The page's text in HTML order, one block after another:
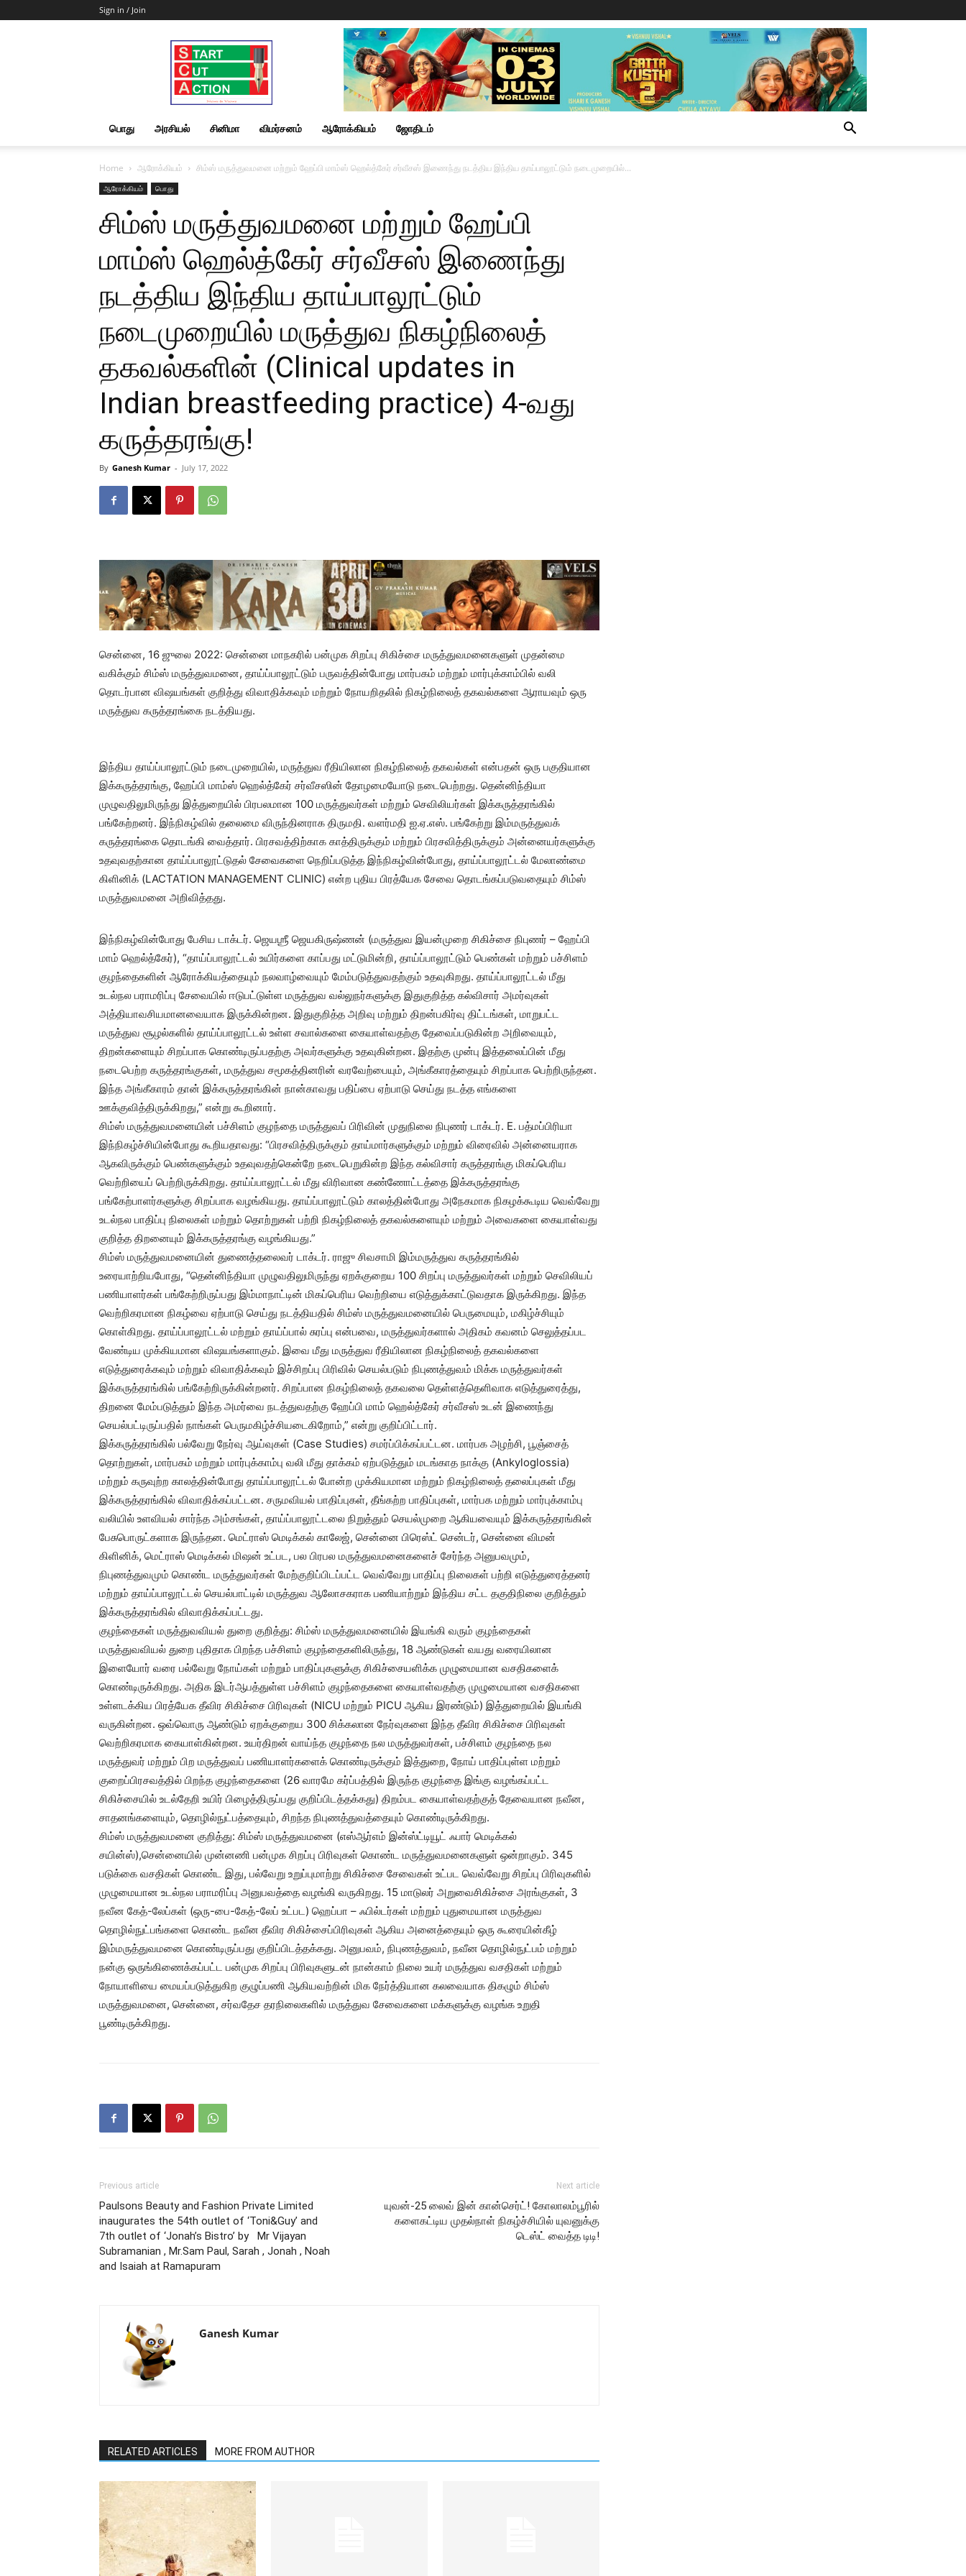
Sign in / Join
Start
Cut
Action
|
News
&
பொது அரசியல் சினிமா விமர்சனம் ஆரோக்கியம் ஜோதிடம்
Home ஆரோக்கியம் சிம்ஸ் மருத்துவமனை மற்றும் ஹேப்பி மாம்ஸ் ஹெல்த்கேர் சர்வீசஸ் இணைந்து நடத்திய இந்திய தாய்பாலூட்டும் நடைமுறையில்...
ஆரோக்கியம் பொது
சிம்ஸ் மருத்துவமனை மற்றும் ஹேப்பி
மாம்ஸ் ஹெல்த்கேர் சர்வீசஸ் இணைந்து
நடத்திய இந்திய தாய்பாலூட்டும்
நடைமுறையில் மருத்துவ நிகழ்நிலைத்
தகவல்களின் (Clinical updates in
Indian breastfeeding practice) 4-வது
கருத்தரங்கு!
By Ganesh Kumar - July 17, 2022
சென்னை, 16 ஜுலை 2022: சென்னை மாநகரில் பன்முக சிறப்பு சிகிச்சை மருத்துவமனைகளுள் முதன்மை
வகிக்கும் சிம்ஸ் மருத்துவமனை, தாய்ப்பாலூட்டும் பருவத்தின்போது மார்பகம் மற்றும் மார்புக்காம்பில் வலி
தொடர்பான விஷயங்கள் குறித்து விவாதிக்கவும் மற்றும் நோயறிதலில் நிகழ்நிலைத் தகவல்களை ஆராயவும் ஒரு
மருத்துவ கருத்தரங்கை நடத்தியது.
இந்திய தாய்ப்பாலூட்டும் நடைமுறையில், மருத்துவ ரீதியிலான நிகழ்நிலைத் தகவல்கள் என்பதன் ஒரு பகுதியான
இக்கருத்தரங்கு, ஹேப்பி மாம்ஸ் ஹெல்த்கேர் சர்வீசஸின் தோழமையோடு நடைபெற்றது. தென்னிந்தியா
முழுவதிலுமிருந்து இத்துறையில் பிரபலமான 100 மருத்துவர்கள் மற்றும் செவிலியர்கள் இக்கருத்தரங்கில்
பங்கேற்றனர். இந்நிகழ்வில் தலைமை விருந்தினராக திருமதி. வளர்மதி ஐ.ஏ.எஸ். பங்கேற்று இம்மருத்துவக்
கருத்தரங்கை தொடங்கி வைத்தார். பிரசவத்திற்காக காத்திருக்கும் மற்றும் பிரசவித்திருக்கும் அன்னையர்களுக்கு
உதவுவதற்கான தாய்ப்பாலூட்டுதல் சேவைகளை நெறிப்படுத்த இந்நிகழ்வின்போது, தாய்ப்பாலூட்டல் மேலாண்மை
கிளினிக் (LACTATION MANAGEMENT CLINIC) என்ற புதிய பிரத்யேக சேவை தொடங்கப்படுவதையும் சிம்ஸ்
மருத்துவமனை அறிவித்தது.
இந்நிகழ்வின்போது பேசிய டாக்டர். ஜெயஶ்ரீ ஜெயகிருஷ்ணன் (மருத்துவ இயன்முறை சிகிச்சை நிபுணர் – ஹேப்பி
மாம் ஹெல்த்கேர்), “தாய்ப்பாலூட்டல் உயிர்களை காப்பது மட்டுமின்றி, தாய்ப்பாலூட்டும் பெண்கள் மற்றும் பச்சிளம்
குழந்தைகளின் ஆரோக்கியத்தையும் நலவாழ்வையும் மேம்படுத்துவதற்கும் உதவுகிறது. தாய்ப்பாலூட்டல் மீது
உடல்நல பராமரிப்பு சேவையில் ஈடுபட்டுள்ள மருத்துவ வல்லுநர்களுக்கு இதுகுறித்த கல்விசார் அமர்வுகள்
அத்தியாவசியமானவையாக இருக்கின்றன. இதுகுறித்த அறிவு மற்றும் திறன்பகிர்வு திட்டங்கள், மாறுபட்ட
மருத்துவ சூழல்களில் தாய்ப்பாலூட்டல் உள்ள சவால்களை கையாள்வதற்கு தேவைப்படுகின்ற அறிவையும்,
திறன்களையும் சிறப்பாக கொண்டிருப்பதற்கு அவர்களுக்கு உதவுகின்றன. இதற்கு முன்பு இத்தலைப்பின் மீது
நடைபெற்ற கருத்தரங்குகள், மருத்துவ சமூகத்தினரின் வரவேற்பையும், அங்கீகாரத்தையும் சிறப்பாக பெற்றிருந்தன.
இந்த அங்கீகாரம் தான் இக்கருத்தரங்கின் நான்காவது பதிப்பை ஏற்பாடு செய்து நடத்த எங்களை
ஊக்குவித்திருக்கிறது,” என்று கூறினார்.
சிம்ஸ் மருத்துவமனையின் பச்சிளம் குழந்தை மருத்துவப் பிரிவின் முதுநிலை நிபுணர் டாக்டர். E. பத்மப்பிரியா
இந்நிகழ்ச்சியின்போது கூறியதாவது: “பிரசவித்திருக்கும் தாய்மார்களுக்கும் மற்றும் விரைவில் அன்னையராக
ஆகவிருக்கும் பெண்களுக்கும் உதவுவதற்கென்றே நடைபெறுகின்ற இந்த கல்விசார் கருத்தரங்கு மிகப்பெரிய
வெற்றியைப் பெற்றிருக்கிறது. தாய்ப்பாலூட்டல் மீது விரிவான கண்ணோட்டத்தை இக்கருத்தரங்கு
பங்கேற்பாளர்களுக்கு சிறப்பாக வழங்கியது. தாய்ப்பாலூட்டும் காலத்தின்போது அநேகமாக நிகழக்கூடிய வெவ்வேறு
உடல்நல பாதிப்பு நிலைகள் மற்றும் தொற்றுகள் பற்றி நிகழ்நிலைத் தகவல்களையும் மற்றும் அவைகளை கையாள்வது
குறித்த திறனையும் இக்கருத்தரங்கு வழங்கியது.”
சிம்ஸ் மருத்துவமனையின் துணைத்தலைவர் டாக்டர். ராஜு சிவசாமி இம்மருத்துவ கருத்தரங்கில்
உரையாற்றியபோது, “தென்னிந்தியா முழுவதிலுமிருந்து ஏறக்குறைய 100 சிறப்பு மருத்துவர்கள் மற்றும் செவிலியப்
பணியாளர்கள் பங்கேற்றிருப்பது இம்மாநாட்டின் மிகப்பெரிய வெற்றியை எடுத்துக்காட்டுவதாக இருக்கிறது. இந்த
வெற்றிகரமான நிகழ்வை ஏற்பாடு செய்து நடத்தியதில் சிம்ஸ் மருத்துவமனையில் பெருமையும், மகிழ்ச்சியும்
கொள்கிறது. தாய்ப்பாலூட்டல் மற்றும் தாய்ப்பால் சுரப்பு என்பவை, மருத்துவர்களால் அதிகம் கவனம் செலுத்தப்பட
வேண்டிய முக்கியமான விஷயங்களாகும். இவை மீது மருத்துவ ரீதியிலான நிகழ்நிலைத் தகவல்களை
எடுத்துரைக்கவும் மற்றும் விவாதிக்கவும் இச்சிறப்பு பிரிவில் செயல்படும் நிபுணத்துவம் மிக்க மருத்துவர்கள்
இக்கருத்தரங்கில் பங்கேற்றிருக்கின்றனர். சிறப்பான நிகழ்நிலைத் தகவலை தெள்ளத்தெளிவாக எடுத்துரைத்து,
திறனை மேம்படுத்தும் இந்த அமர்வை நடத்துவதற்கு ஹேப்பி மாம் ஹெல்த்கேர் சர்வீசஸ் உடன் இணைந்து
செயல்பட்டிருப்பதில் நாங்கள் பெருமகிழ்ச்சியடைகிறோம்,” என்று குறிப்பிட்டார்.
இக்கருத்தரங்கில் பல்வேறு நேர்வு ஆய்வுகள் (Case Studies) சமர்ப்பிக்கப்பட்டன. மார்பக அழற்சி, பூஞ்சைத்
தொற்றுகள், மார்பகம் மற்றும் மார்புக்காம்பு வலி மீது தாக்கம் ஏற்படுத்தும் மடங்காத நாக்கு (Ankyloglossia)
மற்றும் கருவுற்ற காலத்தின்போது தாய்ப்பாலூட்டல் போன்ற முக்கியமான மற்றும் நிகழ்நிலைத் தலைப்புகள் மீது
இக்கருத்தரங்கில் விவாதிக்கப்பட்டன. சருமவியல் பாதிப்புகள், தீங்கற்ற பாதிப்புகள், மார்பக மற்றும் மார்புக்காம்பு
வலியில் உளவியல் சார்ந்த அம்சங்கள், தாய்ப்பாலூட்டலை நிறுத்தும் செயல்முறை ஆகியவையும் இக்கருத்தரங்கின்
பேசுபொருட்களாக இருந்தன. மெட்ராஸ் மெடிக்கல் காலேஜ், சென்னை பிரெஸ்ட் சென்டர், சென்னை விமன்
கிளினிக், மெட்ராஸ் மெடிக்கல் மிஷன் உட்பட, பல பிரபல மருத்துவமனைகளைச் சேர்ந்த அனுபவமும்,
நிபுணத்துவமும் கொண்ட மருத்துவர்கள் மேற்குறிப்பிடப்பட்ட வெவ்வேறு பாதிப்பு நிலைகள் பற்றி எடுத்துரைத்தனர்
மற்றும் தாய்ப்பாலூட்டல் செயல்பாட்டில் மருத்துவ ஆலோசகராக பணியாற்றும் இந்திய சட்ட தகுதிநிலை குறித்தும்
இக்கருத்தரங்கில் விவாதிக்கப்பட்டது.
குழந்தைகள் மருத்துவவியல் துறை குறித்து: சிம்ஸ் மருத்துவமனையில் இயங்கி வரும் குழந்தைகள்
மருத்துவவியல் துறை புதிதாக பிறந்த பச்சிளம் குழந்தைகளிலிருந்து, 18 ஆண்டுகள் வயது வரையிலான
இளையோர் வரை பல்வேறு நோய்கள் மற்றும் பாதிப்புகளுக்கு சிகிச்சையளிக்க முழுமையான வசதிகளைக்
கொண்டிருக்கிறது. அதிக இடர்ஆபத்துள்ள பச்சிளம் குழந்தைகளை கையாள்வதற்கு முழுமையான வசதிகளை
உள்ளடக்கிய பிரத்யேக தீவிர சிகிச்சை பிரிவுகள் (NICU மற்றும் PICU ஆகிய இரண்டும்) இத்துறையில் இயங்கி
வருகின்றன. ஒவ்வொரு ஆண்டும் ஏறக்குறைய 300 சிக்கலான நேர்வுகளை இந்த தீவிர சிகிச்சை பிரிவுகள்
வெற்றிகரமாக கையாள்கின்றன. உயர்திறன் வாய்ந்த குழந்தை நல மருத்துவர்கள், பச்சிளம் குழந்தை நல
மருத்துவர் மற்றும் பிற மருத்துவப் பணியாளர்களைக் கொண்டிருக்கும் இத்துறை, நோய் பாதிப்புள்ள மற்றும்
குறைப்பிரசவத்தில் பிறந்த குழந்தைகளை (26 வாரமே கர்ப்பத்தில் இருந்த குழந்தை இங்கு வழங்கப்பட்ட
சிகிச்சையில் உடல்தேறி உயிர் பிழைத்திருப்பது குறிப்பிடத்தக்கது) திறம்பட கையாள்வதற்குத் தேவையான நவீன,
சாதனங்களையும், தொழில்நுட்பத்தையும், சிறந்த நிபுணத்துவத்தையும் கொண்டிருக்கிறது.
சிம்ஸ் மருத்துவமனை குறித்து: சிம்ஸ் மருத்துவமனை (எஸ்ஆர்எம் இன்ஸ்ட்டியூட் ஃபார் மெடிக்கல்
சயின்ஸ்),சென்னையில் முன்னணி பன்முக சிறப்பு பிரிவுகள் கொண்ட மருத்துவமனைகளுள் ஒன்றாகும். 345
படுக்கை வசதிகள் கொண்ட இது, பல்வேறு உறுப்புமாற்று சிகிச்சை சேவைகள் உட்பட வெவ்வேறு சிறப்பு பிரிவுகளில்
முழுமையான உடல்நல பராமரிப்பு அனுபவத்தை வழங்கி வருகிறது. 15 மாடுலர் அறுவைசிகிச்சை அரங்குகள், 3
நவீன கேத்-லேப்கள் (ஒரு-பை-கேத்-லேப் உட்பட) ஹெப்பா – ஃபில்டர்கள் மற்றும் புதுமையான மருத்துவ
தொழில்நுட்பங்களை கொண்ட நவீன தீவிர சிகிச்சைப்பிரிவுகள் ஆகிய அனைத்தையும் ஒரு கூரையின்கீழ்
இம்மருத்துவமனை கொண்டிருப்பது குறிப்பிடத்தக்கது. அனுபவம், நிபுணத்துவம், நவீன தொழில்நுட்பம் மற்றும்
நன்கு ஒருங்கிணைக்கப்பட்ட பன்முக சிறப்பு பிரிவுகளுடன் நான்காம் நிலை உயர் மருத்துவ வசதிகள் மற்றும்
நோயாளியை மையப்படுத்துகிற குழுப்பணி ஆகியவற்றின் மிக நேர்த்தியான கலவையாக திகழும் சிம்ஸ்
மருத்துவமனை, சென்னை, சர்வதேச தரநிலைகளில் மருத்துவ சேவைகளை மக்களுக்கு வழங்க உறுதி
பூண்டிருக்கிறது.
Previous article
Paulsons Beauty and Fashion Private Limited
inaugurates the 54th outlet of ‘Toni&Guy’ and
7th outlet of ‘Jonah’s Bistro’ by Mr Vijayan
Subramanian , Mr.Sam Paul, Sarah , Jonah , Noah
and Isaiah at Ramapuram
Next article
யுவன்-25 லைவ் இன் கான்செர்ட்! கோலாலம்பூரில்
களைகட்டிய முதல்நாள் நிகழ்ச்சியில் யுவனுக்கு
டெஸ்ட் வைத்த டிடி!
Ganesh Kumar
RELATED ARTICLES MORE FROM AUTHOR